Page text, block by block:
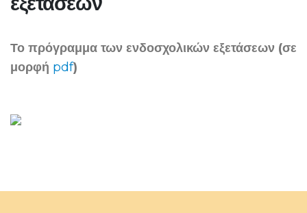
Το πρόγραμμα των ενδοσχολικών εξετάσεων (σε
μορφή pdf)